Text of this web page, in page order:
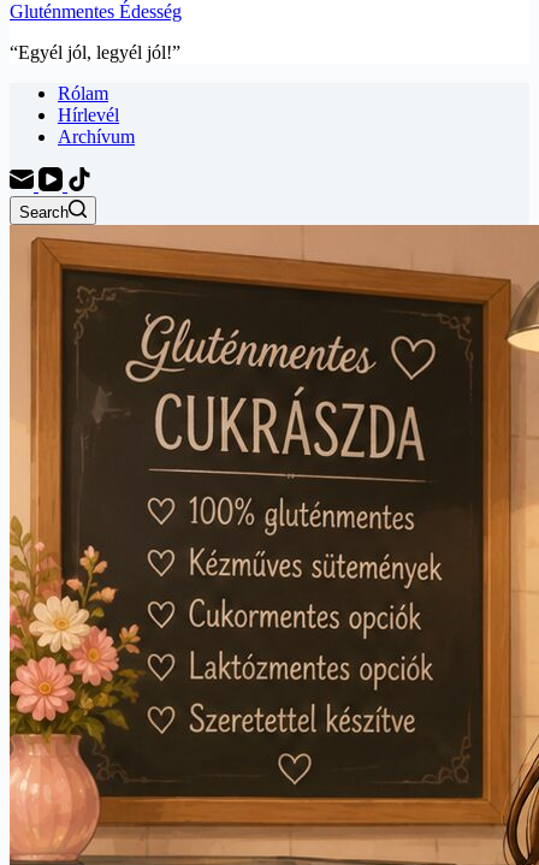
Gluténmentes Édesség
“Egyél jól, legyél jól!”
Rólam
Hírlevél
Archívum
Search